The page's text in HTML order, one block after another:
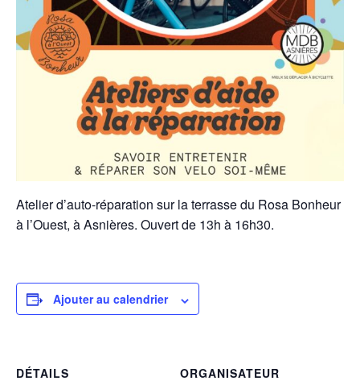
Atelier d’auto-réparation sur la terrasse du Rosa Bonheur
à l’Ouest, à Asnières. Ouvert de 13h à 16h30.
Ajouter au calendrier
DÉTAILS
ORGANISATEUR